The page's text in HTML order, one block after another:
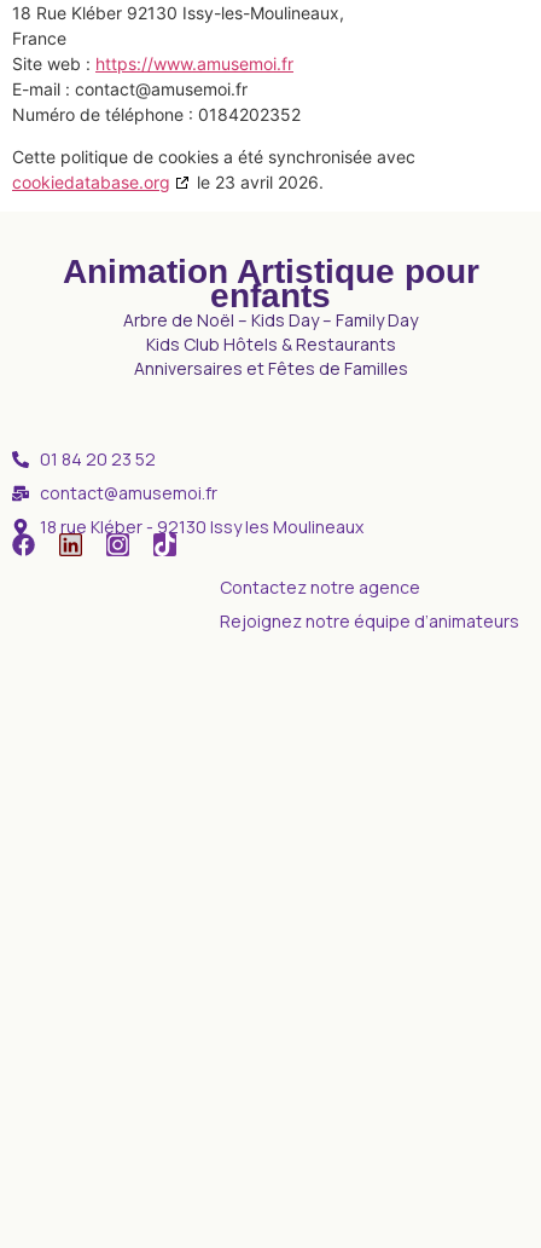
18 Rue Kléber 92130 Issy-les-Moulineaux,
France
Site web : https://www.amusemoi.fr
E-mail : contact@amusemoi.fr
Numéro de téléphone : 0184202352
Cette politique de cookies a été synchronisée avec
cookiedatabase.org
le 23 avril 2026.
Animation Artistique pour
enfants
Arbre de Noël – Kids Day – Family Day
Kids Club Hôtels & Restaurants
Anniversaires et Fêtes de Familles
01 84 20 23 52
contact@amusemoi.fr
18 rue Kléber - 92130 Issy les Moulineaux
Contactez notre agence
Rejoignez notre équipe d’animateurs